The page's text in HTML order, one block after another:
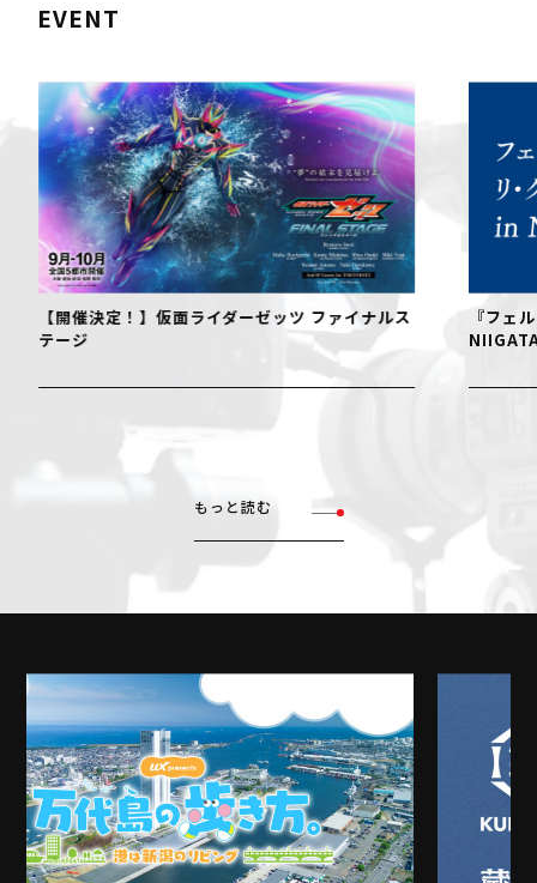
EVENT
【開催決定！】仮面ライダーゼッツ ファイナルス
テージ
『フェ
もっと読む